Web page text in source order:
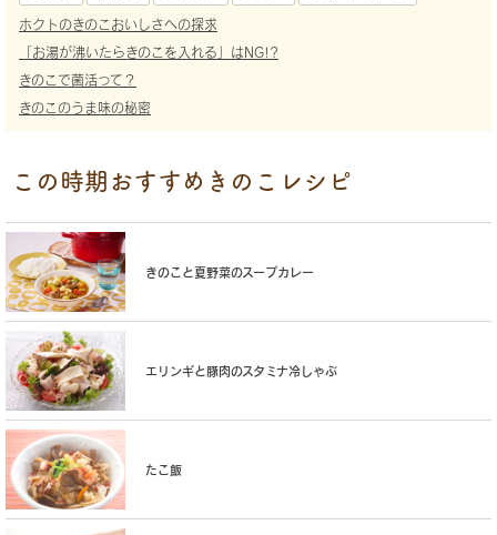
ホクトのきのこおいしさへの探求
「お湯が沸いたらきのこを入れる」はNG!?
きのこで菌活って？
きのこのうま味の秘密
この時期おすすめきのこレシピ
きのこと夏野菜のスープカレー
エリンギと豚肉のスタミナ冷しゃぶ
たこ飯